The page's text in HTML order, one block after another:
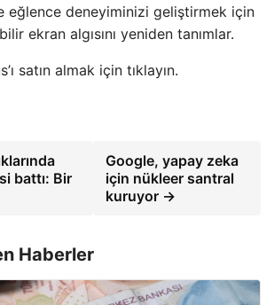
eğlence deneyiminizi geliştirmek için
ekran algısını yeniden tanımlar.
satın almak için tıklayın.
battı: Bir
Google, yapay zeka
için nükleer santral
kuruyor →
Haberler